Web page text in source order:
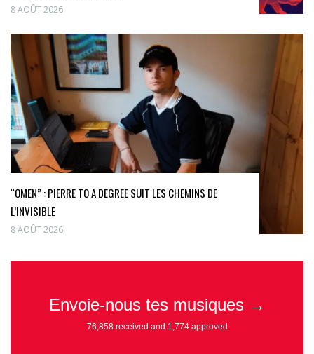
8 AOÛT 2026
“OMEN” : PIERRE TO A DEGREE SUIT LES CHEMINS DE
L’INVISIBLE
8 AOÛT 2026